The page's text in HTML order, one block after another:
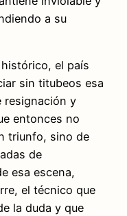
a su
el país
sin titubeos esa
resignación y
entonces no
triunfo, sino de
de
esa escena,
el técnico que
la duda y que